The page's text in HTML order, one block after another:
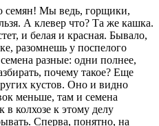
семян! Мы ведь, горщики,
А клевер что? Та же кашка.
и белая и красная. Бывало,
разомнешь у поспелого
разные: одни полнее,
почему такое? Еще
кустов. Оно и видно
меньше, там и семена
в колхозе к этому делу
Сперва, понятно, на